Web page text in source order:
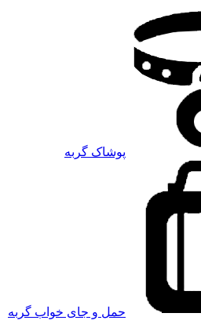
پوشاک گربه
حمل و جای خواب گربه